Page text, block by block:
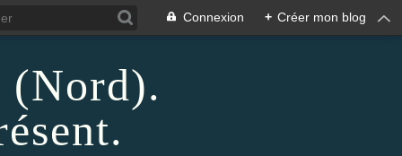
Connexion + Créer mon blog